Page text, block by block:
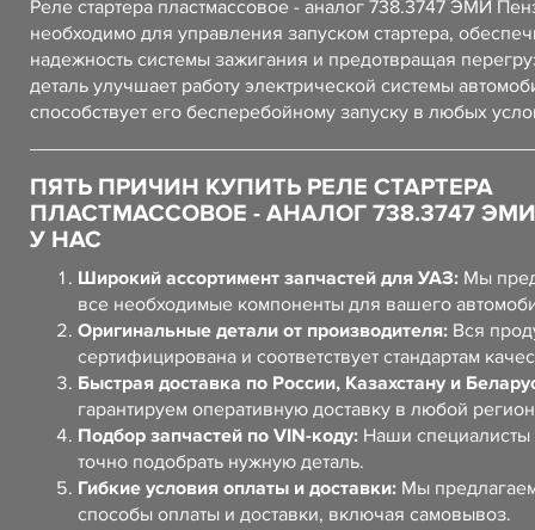
Реле стартера пластмассовое - аналог 738.3747 ЭМИ
необходимо для управления запуском стартера,
надежность системы зажигания и предотвращая
деталь улучшает работу электрической системы
способствует его бесперебойному запуску в любых
ПЯТЬ ПРИЧИН КУПИТЬ РЕЛЕ СТАРТЕРА
ПЛАСТМАССОВОЕ - АНАЛОГ 738.3747
У НАС
Широкий ассортимент запчастей для УАЗ: Мы
все необходимые компоненты для вашего
Оригинальные детали от производителя: Вся
сертифицирована и соответствует стандартам
Быстрая доставка по России, Казахстану и
гарантируем оперативную доставку в любой
Подбор запчастей по VIN-коду: Наши специалисты
точно подобрать нужную деталь.
Гибкие условия оплаты и доставки: Мы
способы оплаты и доставки, включая самовывоз.